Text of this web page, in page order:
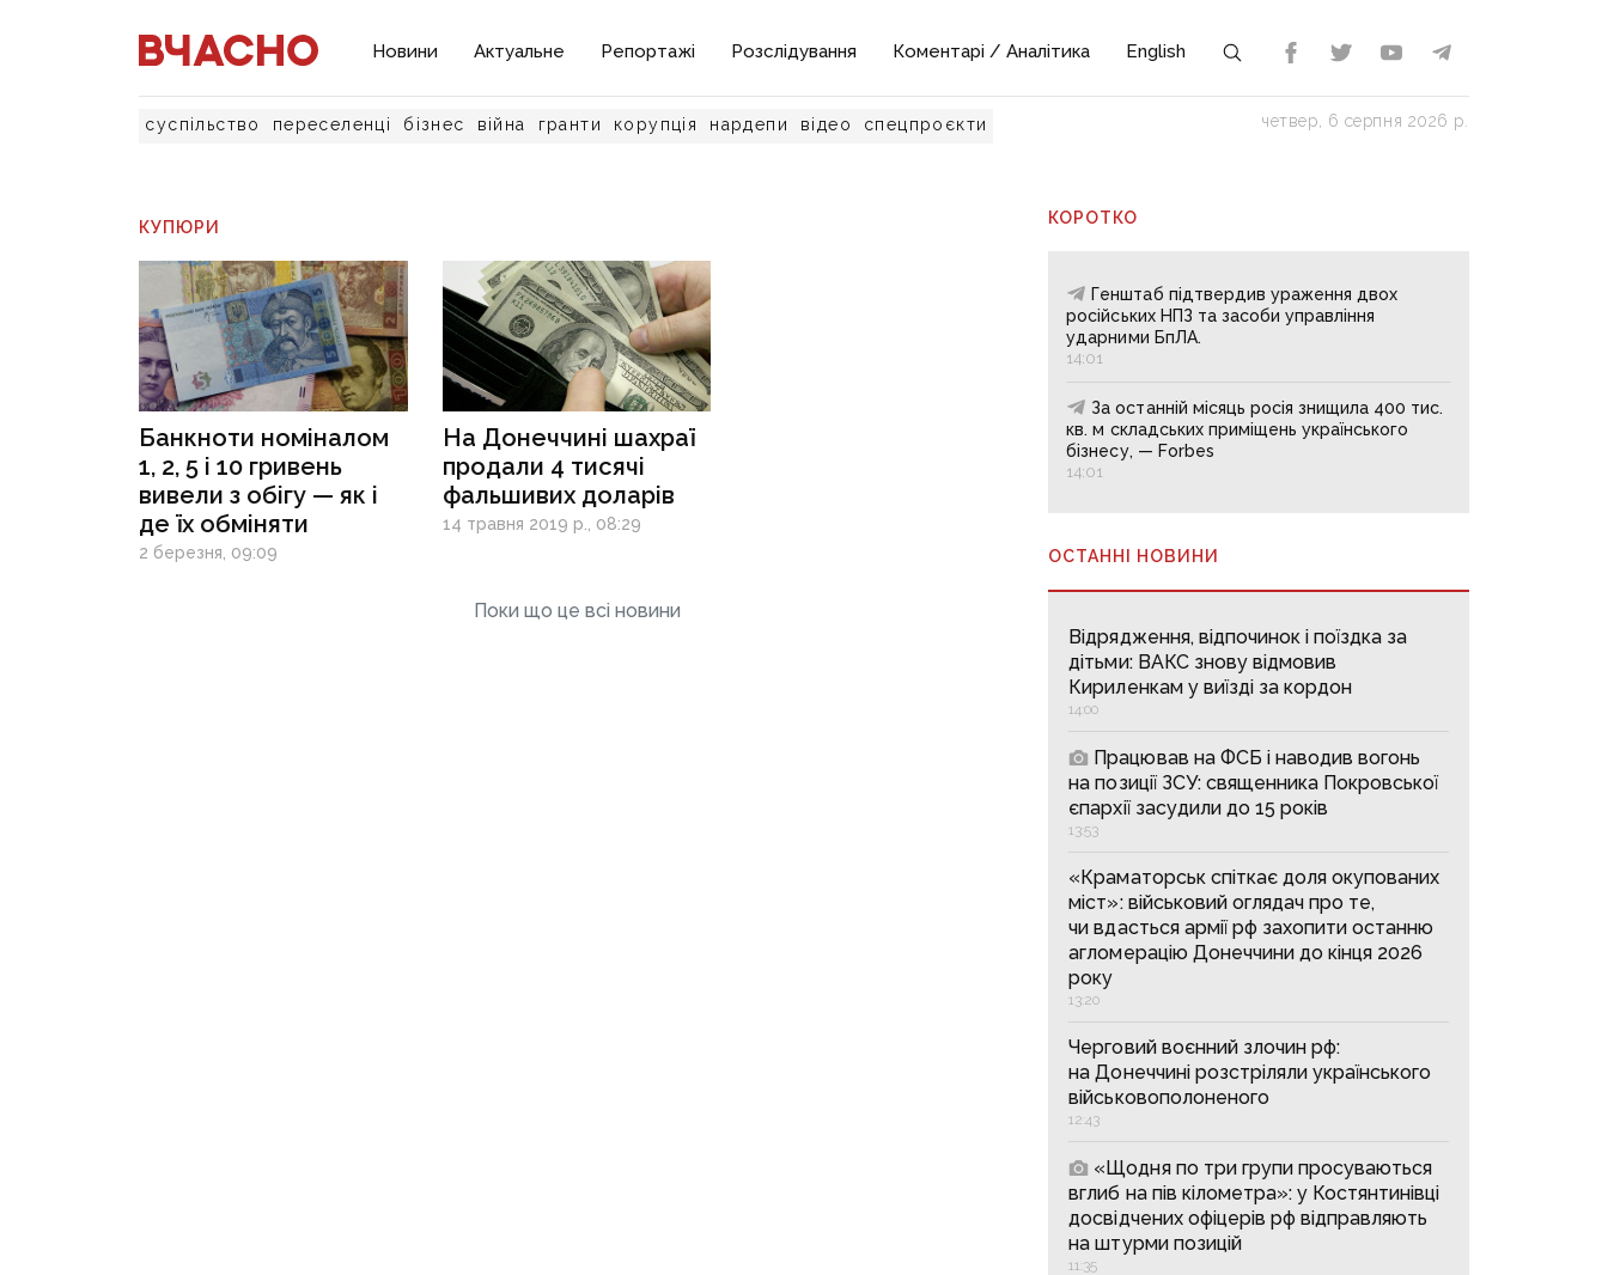
Новини Актуальне Репортажі Розслідування Коментарі / Аналітика English
суспільство переселенці бізнес війна гранти корупція нардепи відео спецпроєкти четвер, 6 серпня 2026 р.
КУПЮРИ
Банкноти номіналом
1, 2, 5 і 10 гривень
вивели з обігу — як і
де їх обміняти
2 березня, 09:09
На Донеччині шахраї
продали 4 тисячі
фальшивих доларів
14 травня 2019 р., 08:29
Поки що це всі новини
КОРОТКО
Генштаб підтвердив ураження двох
російських НПЗ та засоби управління
ударними БпЛА.
14:01
За останній місяць росія знищила 400 тис.
кв. м складських приміщень українського
бізнесу, — Forbes
14:01
ОСТАННІ НОВИНИ
Відрядження, відпочинок і поїздка за
дітьми: ВАКС знову відмовив
Кириленкам у виїзді за кордон
14:00
Працював на ФСБ і наводив вогонь
на позиції ЗСУ: священника Покровської
єпархії засудили до 15 років
13:53
«Краматорськ спіткає доля окупованих
міст»: військовий оглядач про те,
чи вдасться армії рф захопити останню
агломерацію Донеччини до кінця 2026
року
13:20
Черговий воєнний злочин рф:
на Донеччині розстріляли українського
військовополоненого
12:43
«Щодня по три групи просуваються
вглиб на пів кілометра»: у Костянтинівці
досвідчених офіцерів рф відправляють
на штурми позицій
11:35